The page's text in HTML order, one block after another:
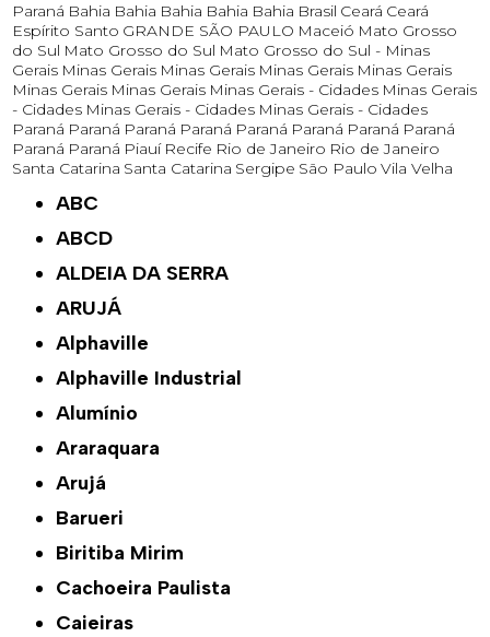
Paraná Bahia Bahia Bahia Bahia Bahia Brasil Ceará Ceará
Espírito Santo GRANDE SÃO PAULO Maceió Mato Grosso
do Sul Mato Grosso do Sul Mato Grosso do Sul - Minas
Gerais Minas Gerais Minas Gerais Minas Gerais Minas Gerais
Minas Gerais Minas Gerais Minas Gerais - Cidades Minas Gerais
- Cidades Minas Gerais - Cidades Minas Gerais - Cidades
Paraná Paraná Paraná Paraná Paraná Paraná Paraná Paraná
Paraná Paraná Piauí Recife Rio de Janeiro Rio de Janeiro
Santa Catarina Santa Catarina Sergipe São Paulo Vila Velha
ABC
ABCD
ALDEIA DA SERRA
ARUJÁ
Alphaville
Alphaville Industrial
Alumínio
Araraquara
Arujá
Barueri
Biritiba Mirim
Cachoeira Paulista
Caieiras